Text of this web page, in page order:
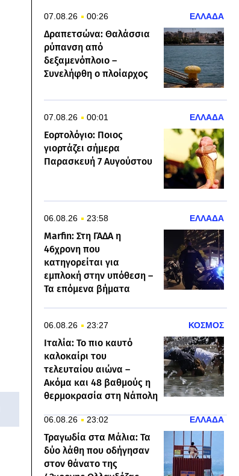
07.08.26 00:26 ΕΛΛΑΔΑ
Δραπετσώνα: Θαλάσσια
ρύπανση από
δεξαμενόπλοιο –
Συνελήφθη ο πλοίαρχος
07.08.26 00:01 ΕΛΛΑΔΑ
Εορτολόγιο: Ποιος
γιορτάζει σήμερα
Παρασκευή 7 Αυγούστου
06.08.26 23:58 ΕΛΛΑΔΑ
Marfin: Στη ΓΑΔΑ η
46χρονη που
κατηγορείται για
εμπλοκή στην υπόθεση –
Τα επόμενα βήματα
06.08.26 23:27 ΚΟΣΜΟΣ
Ιταλία: Το πιο καυτό
καλοκαίρι του
τελευταίου αιώνα –
Ακόμα και 48 βαθμούς η
θερμοκρασία στη Νάπολη
06.08.26 23:02 ΕΛΛΑΔΑ
Τραγωδία στα Μάλια: Τα
δύο λάθη που οδήγησαν
στον θάνατο της